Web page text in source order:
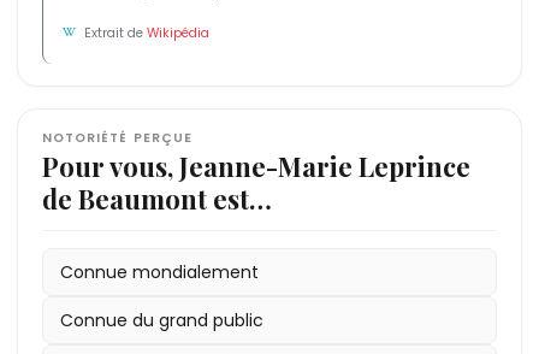
Extrait deWikipédia
NOTORIÉTÉ PERÇUE
Pour vous, Jeanne-Marie Leprince
de Beaumont est…
Connue mondialement
Connue du grand public